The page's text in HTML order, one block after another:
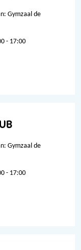
Gymzaal de
- 17:00
Gymzaal de
- 17:00